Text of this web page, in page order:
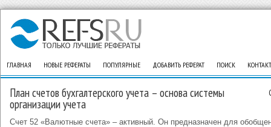
ГЛАВНАЯ НОВЫЕ РЕФЕРАТЫ ПОПУЛЯРНЫЕ ДОБАВИТЬ РЕФЕРАТ ПОИСК
План счетов бухгалтерского учета – основа системы
организации учета
Счет 52 «Валютные счета» – активный. Он предназначен для